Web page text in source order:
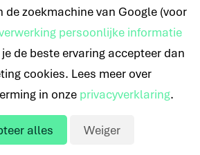
past bij uw financiële
naar het nieuws overzicht
aanvragen
de zoekmachine van Google (voor
persoonlijke informatie
de beste ervaring accepteer dan
cookies. Lees meer over
in onze privacyverklaring.
alles Weiger